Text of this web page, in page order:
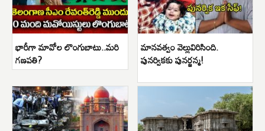
భారీగా మావోల లొంగుబాటు..మరి
గణపతి?
మానవత్వం వెల్లువిరిసింది.
పునర్వికకు పునర్జన్మ!